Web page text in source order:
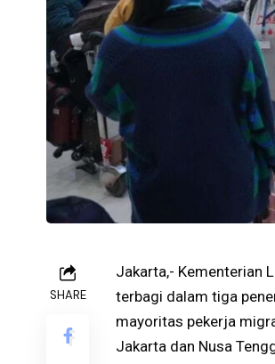
SHARE
Jakarta,- Kementerian
terbagi dalam tiga
mayoritas pekerja
Jakarta dan Nusa